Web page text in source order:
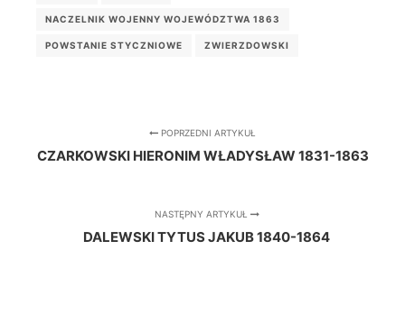
NACZELNIK WOJENNY WOJEWÓDZTWA 1863
POWSTANIE STYCZNIOWE ZWIERZDOWSKI
POPRZEDNI ARTYKUŁ
CZARKOWSKI HIERONIM WŁADYSŁAW 1831-1863
NASTĘPNY ARTYKUŁ
DALEWSKI TYTUS JAKUB 1840-1864